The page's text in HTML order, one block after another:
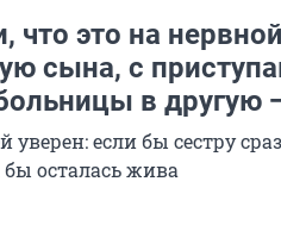
что это на
сына, с
в другую
уверен: если бы сестру
осталась жива